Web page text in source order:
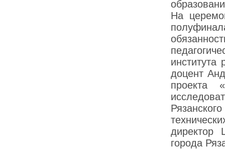
На
института
доцент
проекта
директор
города